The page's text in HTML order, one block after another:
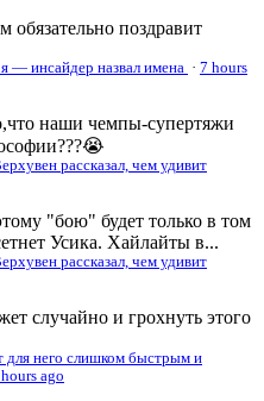
обязательно поздравит
— инсайдер назвал имена · 7 hours
наши чемпы-супертяжи
рассказал, чем удивит
"бою" будет только в том
Усика. Хайлайты в...
рассказал, чем удивит
случайно и грохнуть этого
для него слишком быстрым и
ago